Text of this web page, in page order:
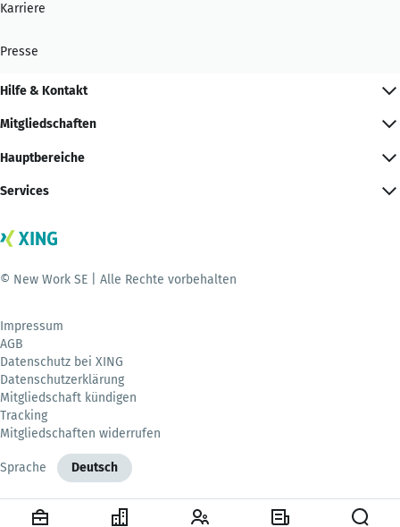
Karriere
Presse
Hilfe & Kontakt
Mitgliedschaften
Hauptbereiche
Services
© New Work SE | Alle Rechte vorbehalten
Impressum
AGB
Datenschutz bei XING
Datenschutzerklärung
Mitgliedschaft kündigen
Tracking
Mitgliedschaften widerrufen
Sprache Deutsch